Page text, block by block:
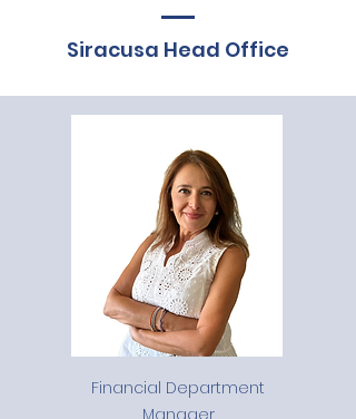
Siracusa Head Office
Financial Department
Manager